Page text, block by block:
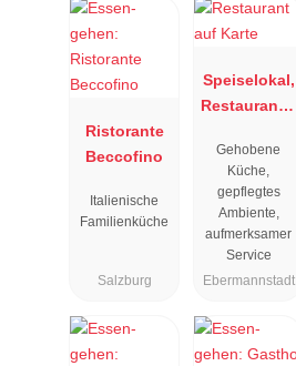
Ristorante
Beccofino
Italienische
Familienküche
Salzburg
Speiselokal,
Restaurant "
"
Gehobene
Küche,
gepflegtes
Ambiente,
aufmerksamer
Service
Ebermannstadt